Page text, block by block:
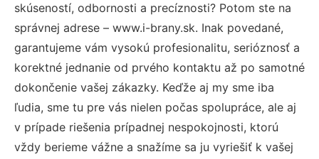
skúseností, odbornosti a precíznosti? Potom ste na
správnej adrese – www.i-brany.sk. Inak povedané,
garantujeme vám vysokú profesionalitu, serióznosť a
korektné jednanie od prvého kontaktu až po samotné
dokončenie vašej zákazky. Keďže aj my sme iba
ľudia, sme tu pre vás nielen počas spolupráce, ale aj
v prípade riešenia prípadnej nespokojnosti, ktorú
vždy berieme vážne a snažíme sa ju vyriešiť k vašej